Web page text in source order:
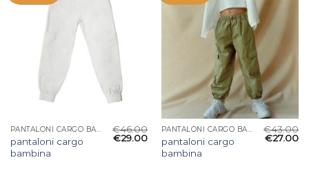
PANTALONI CARGO BAMBINA
pantaloni cargo
bambina
€46.00
€29.00
PANTALONI CARGO BAMBINA
pantaloni cargo
bambina
€43.00
€27.00